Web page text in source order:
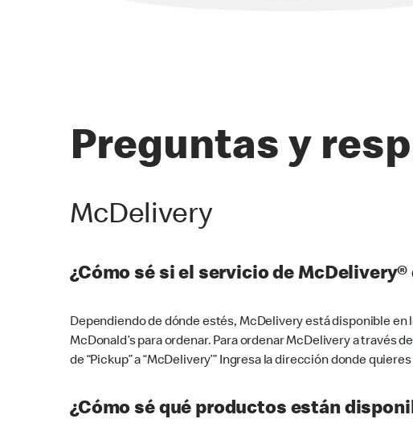
Preguntas y
McDelivery
¿Cómo sé si el servicio de
Dependiendo de dónde estés, McDelivery está disponible en
McDonald’s para ordenar. Para ordenar McDelivery a través
de “Pickup” a “McDelivery’” Ingresa la dirección donde
¿Cómo sé qué productos están